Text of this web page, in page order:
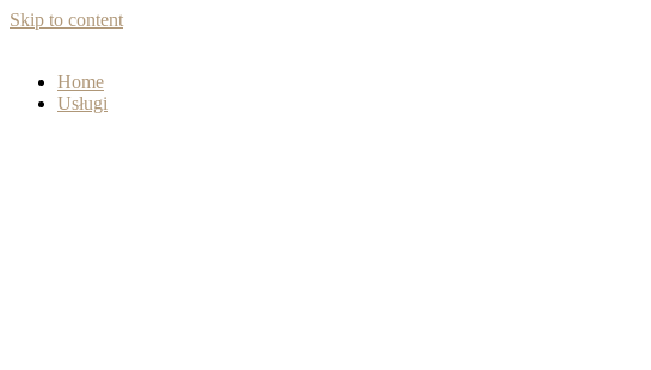
Skip to content
Home
Usługi